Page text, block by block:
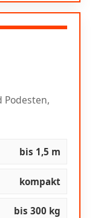
Podesten,
bis 1,5 m
kompakt
bis 300 kg